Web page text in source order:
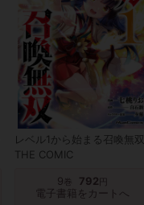
レベル1から始まる召喚無双
THE COMIC
9 巻 792 円
電子書籍をカートへ